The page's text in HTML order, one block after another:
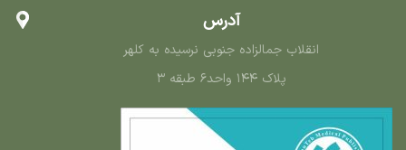
آدرس
انقلاب جمالزاده جنوبی نرسیده به کلهر
پلاک ۱۴۴ واحد۶ طبقه ۳